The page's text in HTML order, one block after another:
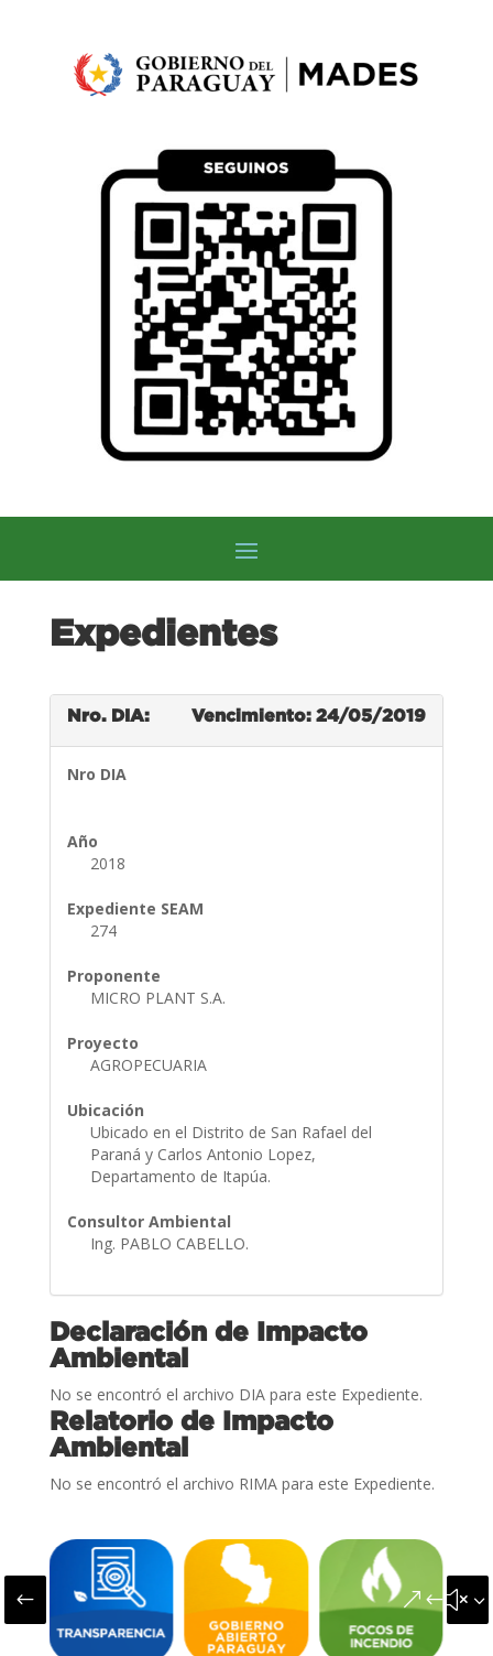
Expedientes
Nro. DIA: Vencimiento: 24/05/2019
Nro DIA
Año
2018
Expediente SEAM
274
Proponente
MICRO PLANT S.A.
Proyecto
AGROPECUARIA
Ubicación
Ubicado en el Distrito de San Rafael del
Paraná y Carlos Antonio Lopez,
Departamento de Itapúa.
Consultor Ambiental
Ing. PABLO CABELLO.
Declaración de Impacto
Ambiental
No se encontró el archivo DIA para este Expediente.
Relatorio de Impacto
Ambiental
No se encontró el archivo RIMA para este Expediente.
#